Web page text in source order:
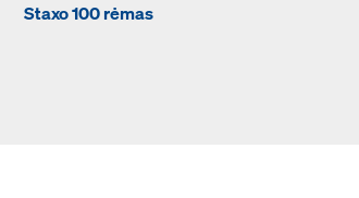
Staxo 100 rėmas